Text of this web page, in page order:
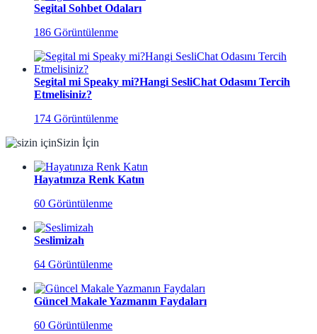
Segital Sohbet Odaları
186 Görüntülenme
Segital mi Speaky mi?Hangi SesliChat Odasını Tercih
Etmelisiniz?
174 Görüntülenme
Sizin İçin
Hayatınıza Renk Katın
60 Görüntülenme
Seslimizah
64 Görüntülenme
Güncel Makale Yazmanın Faydaları
60 Görüntülenme